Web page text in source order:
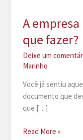
A empresa
que fazer?
Deixe um
Marinho
Você já sentiu
documento que
que […]
A
Read More »